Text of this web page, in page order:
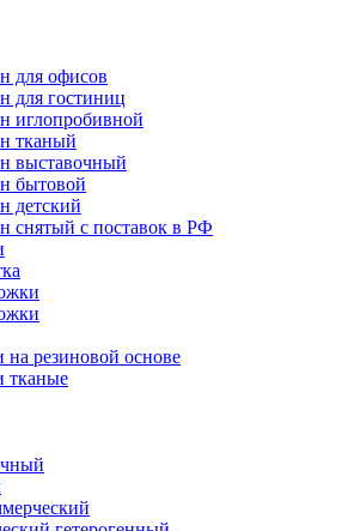
для офисов
для гостиниц
иглопробивной
тканый
выставочный
бытовой
детский
снятый с поставок в РФ
резиновой основе
тканые